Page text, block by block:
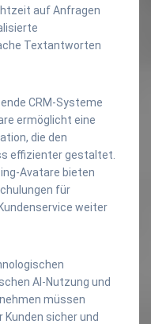
auf Anfragen
Textantworten
CRM-Systeme
ermöglicht eine
die den
effizienter gestaltet.
Avatare bieten
für
weiter
AI-Nutzung und
müssen
sicher und